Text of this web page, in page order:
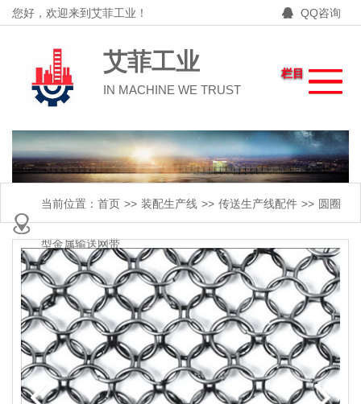
您好，欢迎来到艾菲工业！ QQ咨询
艾菲工业
IN MACHINE WE TRUST
栏目
当前位置： 首页 >> 装配生产线 >> 传送生产线配件 >> 圆圈
型金属输送网带